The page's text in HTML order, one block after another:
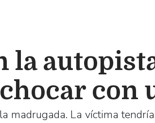
la
con
madrugada. La víctima